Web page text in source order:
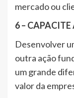
mercado ou
6 – CAPACITE
Desenvolver
outra ação
um grande
valor da